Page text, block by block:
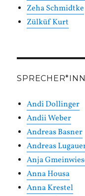
Zeha Schmidtke
Zülküf Kurt
Andi Dollinger
Andii Weber
Andreas Basner
Andreas
Anja
Anna Housa
Anna Krestel